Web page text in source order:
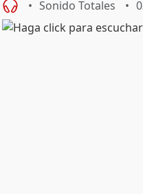
Sonido Totales